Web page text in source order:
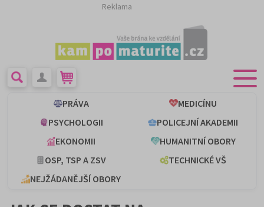
Reklama
PRÁVA
MEDICÍNU
PSYCHOLOGII
POLICEJNÍ AKADEMII
EKONOMII
HUMANITNÍ OBORY
OSP, TSP A ZSV
TECHNICKÉ VŠ
NEJŽÁDANĚJŠÍ OBORY